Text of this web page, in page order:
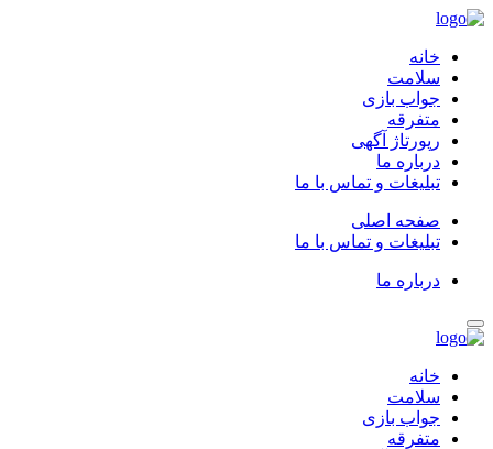
خانه
سلامت
جواب بازی
متفرقه
رپورتاژ آگهی
درباره ما
تبلیغات و تماس با ما
صفحه اصلی
تبلیغات و تماس با ما
درباره ما
خانه
سلامت
جواب بازی
متفرقه